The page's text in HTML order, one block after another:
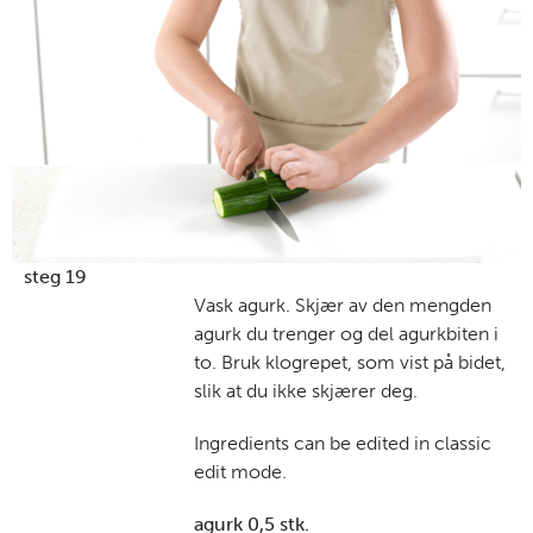
steg 19
Vask agurk. Skjær av den mengden
agurk du trenger og del agurkbiten i
to. Bruk klogrepet, som vist på bidet,
slik at du ikke skjærer deg.
Ingredients can be edited in classic
edit mode.
agurk 0,5 stk.